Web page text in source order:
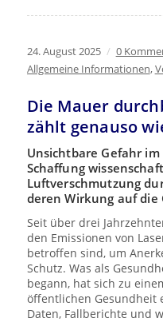
24. August 2025 / 0
Allgemeine Informationen,
Die Mauer
zählt genauso
Unsichtbare Gefahr
Schaffung
Luftverschmutzung
deren Wirkung auf die
Seit über drei
den Emissionen von
betroffen sind, um
Schutz. Was als
begann, hat sich zu
öffentlichen Gesundheit
Daten, Fallberichte und